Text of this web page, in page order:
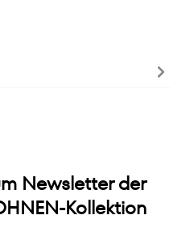
Newsletter der
Kollektion